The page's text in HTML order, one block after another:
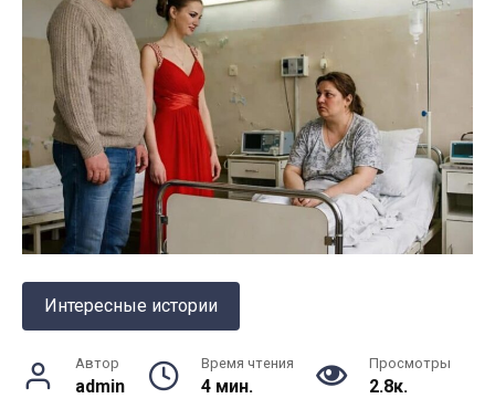
Интересные истории
Автор
admin
Время чтения
4 мин.
Просмотры
2.8к.